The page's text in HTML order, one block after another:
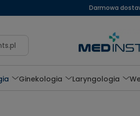
Darmowa
Ginekologia Laryngologia